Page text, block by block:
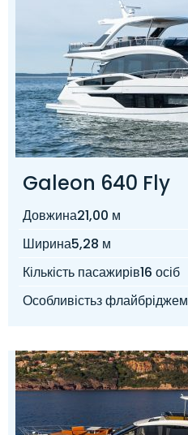
Galeon 640 Fly
Довжина21,00 м
Ширина5,28 м
Кількість пасажирів16 осіб
Особливістьз флайбріджем